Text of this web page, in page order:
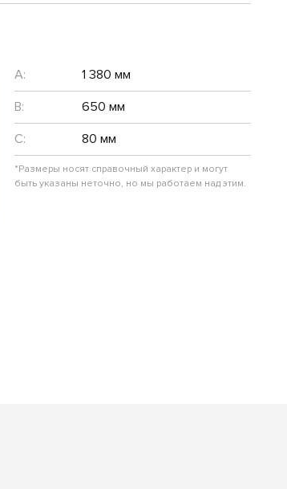
A:
1 380 мм
B:
650 мм
C:
80 мм
*Размеры носят справочный характер и могут
быть указаны неточно, но мы работаем над этим.